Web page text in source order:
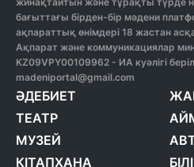
бағыттағы бірден-бір мәдени
ақпараттық өнімдері 18 жастан
Ақпарат және коммуникациялар
KZ09VPY00109962 - ИА куәлігі
madeniportal@gmail.com
ӘДЕБИЕТ
ТЕАТР
МУЗЕЙ
КІТАПХАНА